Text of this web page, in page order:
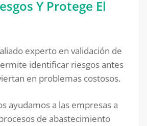
Y Protege El
experto en validación de
identificar riesgos antes
en problemas costosos.
ayudamos a las empresas a
de abastecimiento